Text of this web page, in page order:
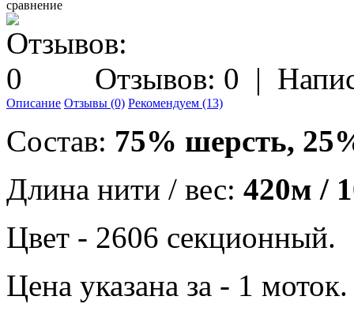
сравнение
Отзывов: 0 |
Описание Отзывы (0) Рекомендуем (13)
Состав: 75% шерсть,
Длина нити / вес: 420м /
Цвет - 2606 секционный.
Цена указана за - 1 моток.